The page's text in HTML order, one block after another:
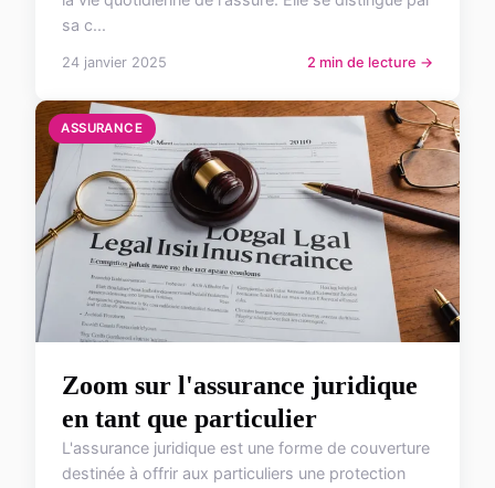
sa c...
24 janvier 2025 2 min de lecture →
ASSURANCE
Zoom sur l'assurance juridique
en tant que particulier
L'assurance juridique est une forme de couverture
destinée à offrir aux particuliers une protection